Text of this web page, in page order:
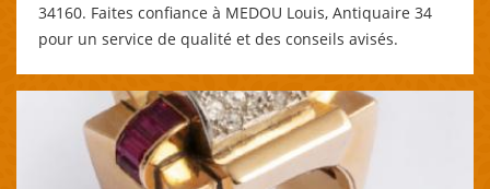
34160. Faites confiance à MEDOU Louis, Antiquaire 34
pour un service de qualité et des conseils avisés.